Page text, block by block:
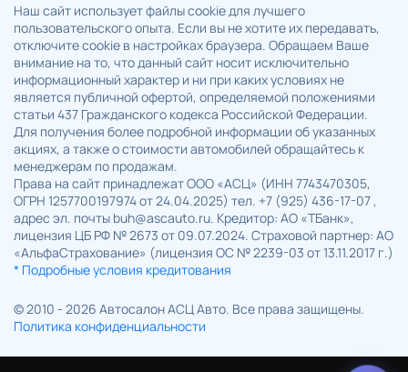
Наш сайт использует файлы cookie для лучшего
пользовательского опыта. Если вы не хотите их передавать,
отключите cookie в настройках браузера. Обращаем Ваше
внимание на то, что данный сайт носит исключительно
информационный характер и ни при каких условиях не
является публичной офертой, определяемой положениями
статьи 437 Гражданского кодекса Российской Федерации.
Для получения более подробной информации об указанных
акциях, а также о стоимости автомобилей обращайтесь к
менеджерам по продажам.
Права на сайт принадлежат ООО «АСЦ» (ИНН 7743470305,
ОГРН 1257700197974 от 24.04.2025) тел. +7 (925) 436-17-07 ,
адрес эл. почты buh@ascauto.ru. Кредитор: АО «ТБанк»,
лицензия ЦБ РФ № 2673 от 09.07.2024. Страховой партнер: АО
«АльфаСтрахование» (лицензия ОС № 2239-03 от 13.11.2017 г.)
* Подробные условия кредитования
© 2010 - 2026 Автосалон АСЦ Авто. Все права защищены.
Политика конфиденциальности